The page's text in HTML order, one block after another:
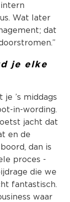
Wat later
dat
je elke
’s middags
in-wording.
jacht dat
en de
dan is
proces -
die we
fantastisch.
waar